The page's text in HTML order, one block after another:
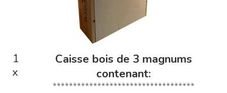
1
x
Caisse bois de 3 magnums
contenant:
***********************************